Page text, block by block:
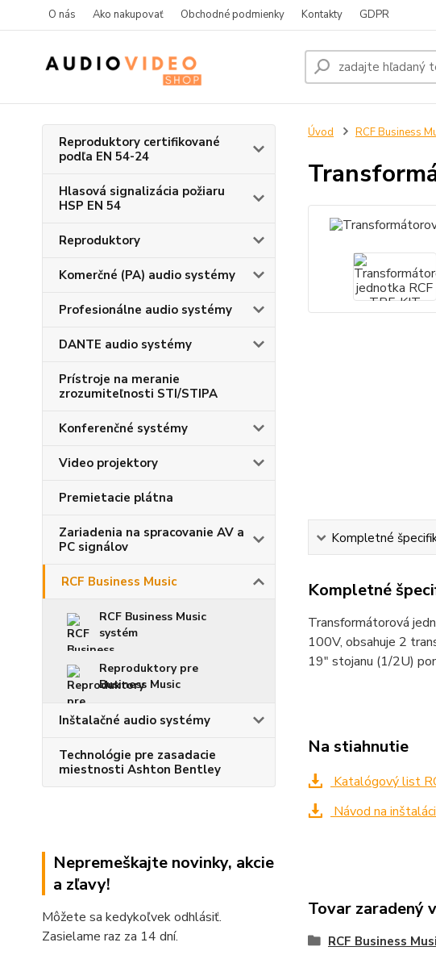
O nás Ako nakupovať Obchodné podmienky Kontakty GDPR
Reproduktory certifikované
podľa EN 54-24
Hlasová signalizácia požiaru
HSP EN 54
Reproduktory
Komerčné (PA) audio systémy
Profesionálne audio systémy
DANTE audio systémy
Prístroje na meranie
zrozumiteľnosti STI/STIPA
Konferenčné systémy
Video projektory
Premietacie plátna
Zariadenia na spracovanie AV a
PC signálov
RCF Business Music
RCF Business Music
systém
Reproduktory pre
Business Music
Inštalačné audio systémy
Technológie pre zasadacie
miestnosti Ashton Bentley
Nepremeškajte novinky, akcie
a zľavy!
Môžete sa kedykoľvek odhlásiť.
Zasielame raz za 14 dní.
Úvod RCF Business
Kompletné
Kompletné
Transformátorová
100V, obsahuje 2
19" stojanu (1/2U)
Na stiahnutie
Katalógový list
Návod na
Tovar zaradený
RCF Business